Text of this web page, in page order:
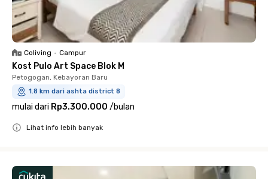
Coliving • Campur
Kost Pulo Art Space Blok M
Petogogan, Kebayoran Baru
1.8 km dari ashta district 8
mulai dari Rp3.300.000 /bulan
Lihat info lebih banyak